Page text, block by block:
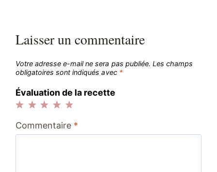
Laisser un commentaire
Votre adresse e-mail ne sera pas publiée. Les champs
obligatoires sont indiqués avec *
Évaluation de la recette
étoiles
étoiles
étoiles
étoiles
étoile
Commentaire *